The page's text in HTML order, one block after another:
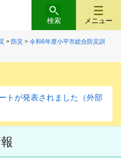
メニュー
検索
> 防災 >令和6年度小平市総合防災訓
トが発表されました（外部